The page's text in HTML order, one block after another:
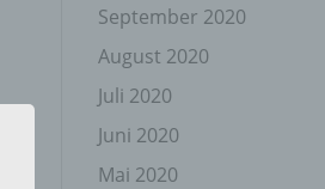
September 2020
August 2020
Juli 2020
Juni 2020
Mai 2020